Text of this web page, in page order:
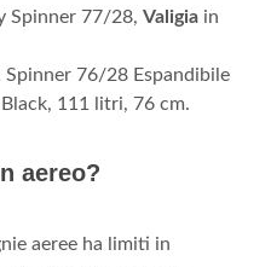
Spinner 77/28, Valigia in
76/28 Espandibile
111 litri, 76 cm.
aereo?
aeree ha limiti in